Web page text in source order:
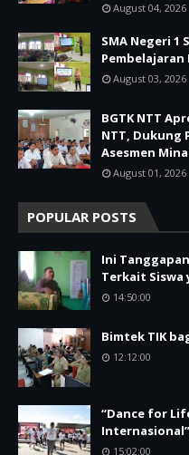
August 04, 2026
SMA Negeri 1
Pembelajaran
August 03, 2026
BGTK NTT
NTT, Dukung
Asesmen
August 01, 2026
POPULAR POSTS
Ini
Terkait Siswa
14:50:00
Bimtek TIK
12:12:00
“Dance for
15:02:00